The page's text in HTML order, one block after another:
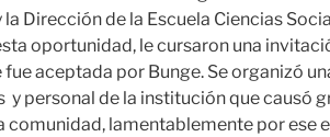
Dirección de la Escuela Ciencias
oportunidad, le cursaron una
aceptada por Bunge. Se organizó
y personal de la institución que causó
comunidad, lamentablemente por ese